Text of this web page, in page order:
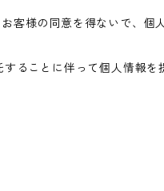
客様の同意を得ないで、個
ることに伴って個人情報を